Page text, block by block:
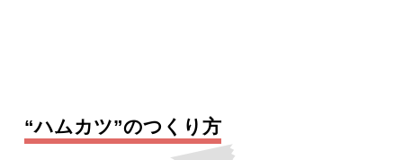
“ハムカツ”のつくり方